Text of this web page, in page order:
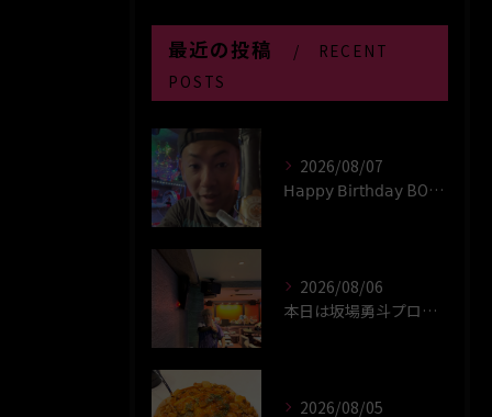
最近の投稿
RECENT
POSTS
2026/08/07
𝖧𝖺𝗉𝗉𝗒 𝖡𝗂𝗋𝗍𝗁𝖽𝖺𝗒 BOY‪(*´꒳`∩)‬ﾊｲ
2026/08/06
本日は坂場勇斗プロプレイヤーデイ！！
2026/08/05